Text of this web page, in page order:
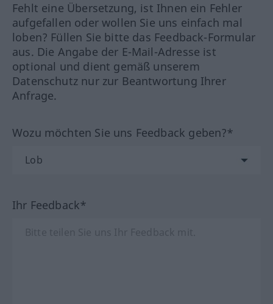
Fehlt eine Übersetzung, ist Ihnen ein Fehler
aufgefallen oder wollen Sie uns einfach mal
loben? Füllen Sie bitte das Feedback-Formular
aus. Die Angabe der E-Mail-Adresse ist
optional und dient gemäß unserem
Datenschutz nur zur Beantwortung Ihrer
Anfrage.
Wozu möchten Sie uns Feedback geben?*
Ihr Feedback*